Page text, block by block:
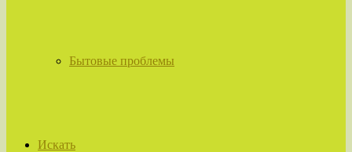
Бытовые проблемы
Искать